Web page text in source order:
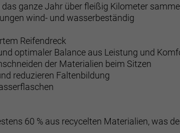
ganze Jahr über fleißig Kilometer
wind- und wasserbeständig
Reifendreck
optimaler Balance aus Leistung und
der Materialien beim Sitzen
reduzieren Faltenbildung
60 % aus recycelten Materialien, was